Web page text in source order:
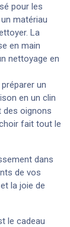
pour les
matériau
La
en main
nettoyage en
un
en un clin
des oignons
fait tout le
dans
de vos
la joie de
le cadeau